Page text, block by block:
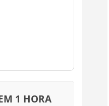
1 HORA